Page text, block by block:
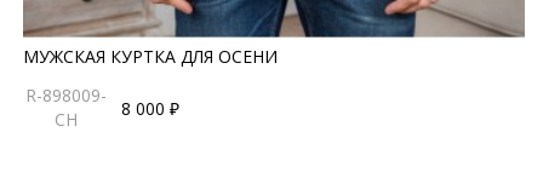
МУЖСКАЯ КУРТКА ДЛЯ ОСЕНИ
R-898009-
CH
8 000 ₽